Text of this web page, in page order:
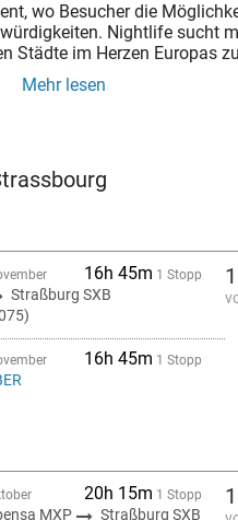
wo Besucher die
Nightlife sucht
Städte im Herzen Europas
Mehr lesen
16h 45m 1 Stopp
Straßburg SXB
16h 45m 1 Stopp
20h 15m 1 Stopp
MXP
Straßburg SXB